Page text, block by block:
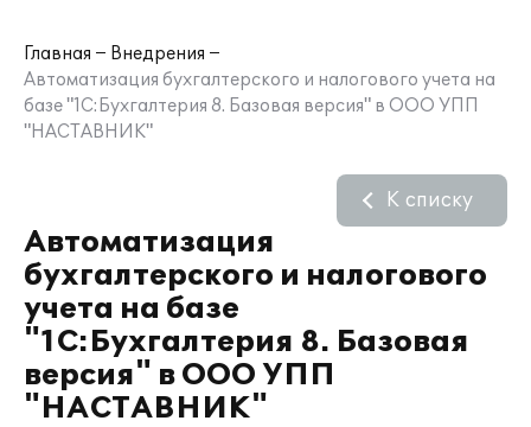
Главная
Внедрения
Автоматизация бухгалтерского и налогового учета на
базе "1С:Бухгалтерия 8. Базовая версия" в ООО УПП
"НАСТАВНИК"
Автоматизация
бухгалтерского и налогового
учета на базе
"1С:Бухгалтерия 8. Базовая
версия" в ООО УПП
"НАСТАВНИК"
К списку